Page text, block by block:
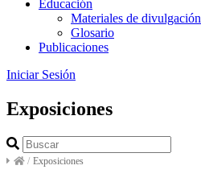
Educación
Materiales de divulgación
Glosario
Publicaciones
Iniciar Sesión
Exposiciones
/ Exposiciones